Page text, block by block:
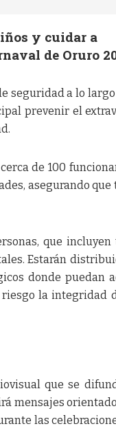
y cuidar a
de Oruro
seguridad a lo
prevenir el
de 100
asegurando que
que incluyen
Estarán
donde puedan
la integridad
que se
mensajes
las